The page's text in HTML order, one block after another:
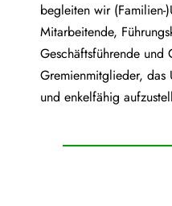
begleiten wir (Familien-
Mitarbeitende,
Geschäftsführende und
Gremienmitglieder, das
und enkelfähig